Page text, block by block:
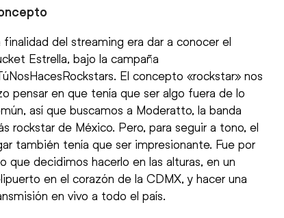
finalidad del streaming era dar a conocer el
Estrella, bajo la campaña
El concepto «rockstar» nos
pensar en que tenía que ser algo fuera de lo
así que buscamos a Moderatto, la banda
rockstar de México. Pero, para seguir a tono, el
también tenía que ser impresionante. Fue por
que decidimos hacerlo en las alturas, en un
en el corazón de la CDMX, y hacer una
en vivo a todo el país.